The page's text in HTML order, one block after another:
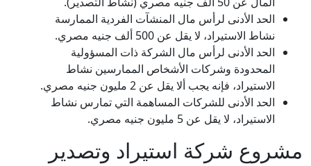
الحد الأدنى لرأس مال المنشآت الفردية الممارسة
نشاط الاستيراد، لا يقل عن 500 ألف جنيه مصري.
الحد الأدنى لرأس مال الشركة ذات المسؤولية
المحدودة وشركات الأشخاص الممارسين نشاط
الاستيراد، فإنه يجب ألا يقل عن 2 مليون جنيه مصري.
الحد الأدنى للشركات المساهمة التي تمارس نشاط
الاستيراد، لا يقل عن 5 مليون جنيه مصري.
مشروع شركة استيراد وتصدير